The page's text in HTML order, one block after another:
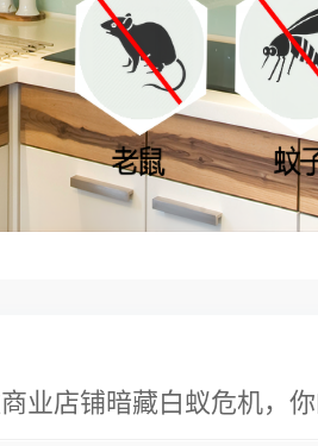
业店铺暗藏白蚁危机，你